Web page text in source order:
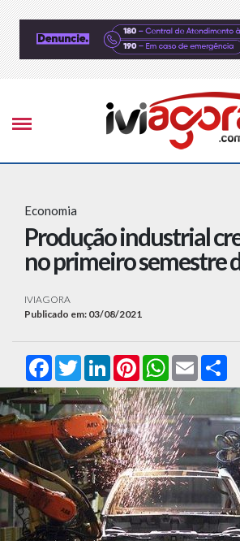
Economia
Produção industrial
no primeiro semestre
IVIAGORA
Publicado em: 03/08/2021
FacebookTwitterLinkedInPinterestWhatsApp
Email